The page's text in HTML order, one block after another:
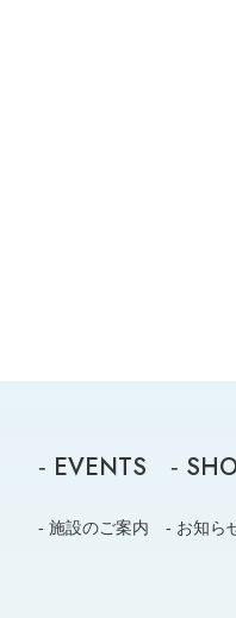
- EVENTS -
- 施設のご案内 - お知ら